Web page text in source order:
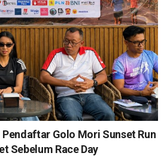
Golo Mori Sunset Run
Sebelum Race Day